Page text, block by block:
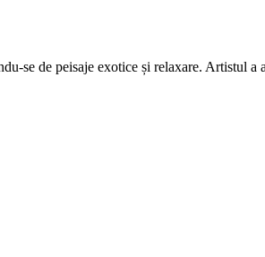
se de peisaje exotice și relaxare. Artistul